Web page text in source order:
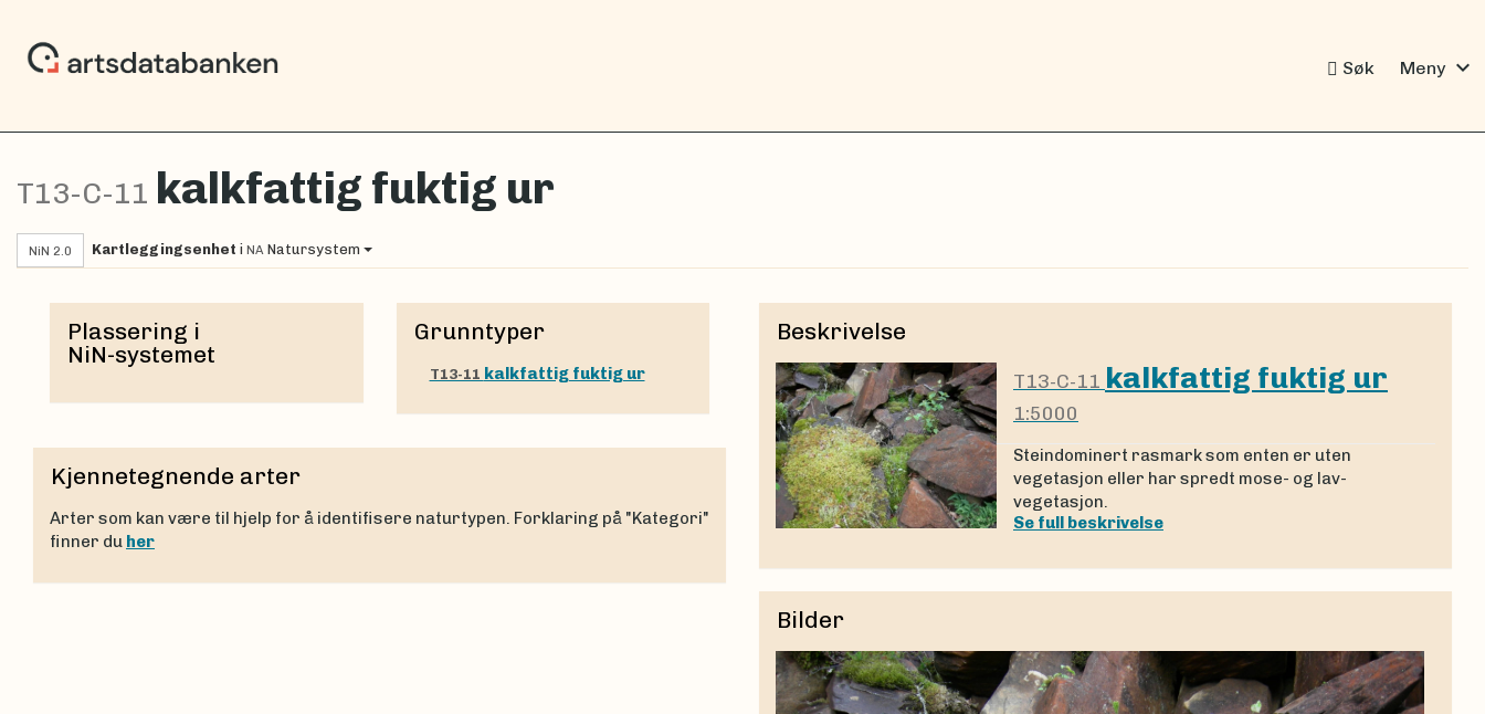
Søk Meny expand_more
T13-C-11 kalkfattig fuktig ur
NiN 2.0 Kartleggingsenhet i NA Natursystem
Plassering i
NiN-systemet
Grunntyper
T13-11 kalkfattig fuktig ur
Kjennetegnende arter
Arter som kan være til hjelp for å identifisere naturtypen. Forklaring på "Kategori"
finner du her
Beskrivelse
T13-C-11 kalkfattig fuktig ur
1:5000
Steindominert rasmark som enten er uten
vegetasjon eller har spredt mose- og lav-
vegetasjon.
Se full beskrivelse
Bilder